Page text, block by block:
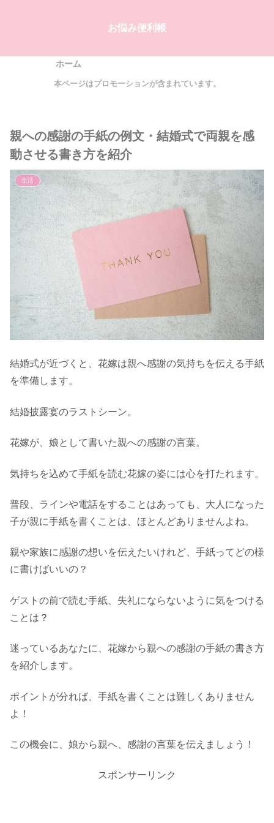
お悩み便利帳
ホーム
本ページはプロモーションが含まれています。
親への感謝の手紙の例文・結婚式で両親を感
動させる書き方を紹介
生活
結婚式が近づくと、花嫁は親へ感謝の気持ちを伝える手紙
を準備します。
結婚披露宴のラストシーン。
花嫁が、娘として書いた親への感謝の言葉。
気持ちを込めて手紙を読む花嫁の姿には心を打たれます。
普段、ラインや電話をすることはあっても、大人になった
子が親に手紙を書くことは、ほとんどありませんよね。
親や家族に感謝の想いを伝えたいけれど、手紙ってどの様
に書けばいいの？
ゲストの前で読む手紙、失礼にならないように気をつける
ことは？
迷っているあなたに、花嫁から親への感謝の手紙の書き方
を紹介します。
ポイントが分れば、手紙を書くことは難しくありません
よ！
この機会に、娘から親へ、感謝の言葉を伝えましょう！
スポンサーリンク